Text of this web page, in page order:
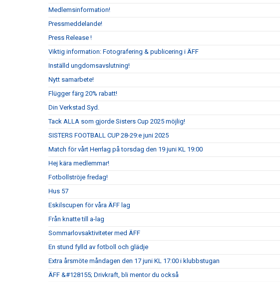
Medlemsinformation!
Pressmeddelande!
Press Release !
Viktig information: Fotografering & publicering i ÄFF
Inställd ungdomsavslutning!
Nytt samarbete!
Flügger färg 20% rabatt!
Din Verkstad Syd.
Tack ALLA som gjorde Sisters Cup 2025 möjlig!
SISTERS FOOTBALL CUP 28-29:e juni 2025
Match för vårt Herrlag på torsdag den 19 juni KL 19:00
Hej kära medlemmar!
Fotbollströje fredag!
Hus 57
Eskilscupen för våra ÄFF lag
Från knatte till a-lag
Sommarlovsaktiviteter med ÄFF
En stund fylld av fotboll och glädje
Extra årsmöte måndagen den 17 juni KL 17:00 i klubbstugan
ÄFF &#128155; Drivkraft, bli mentor du också